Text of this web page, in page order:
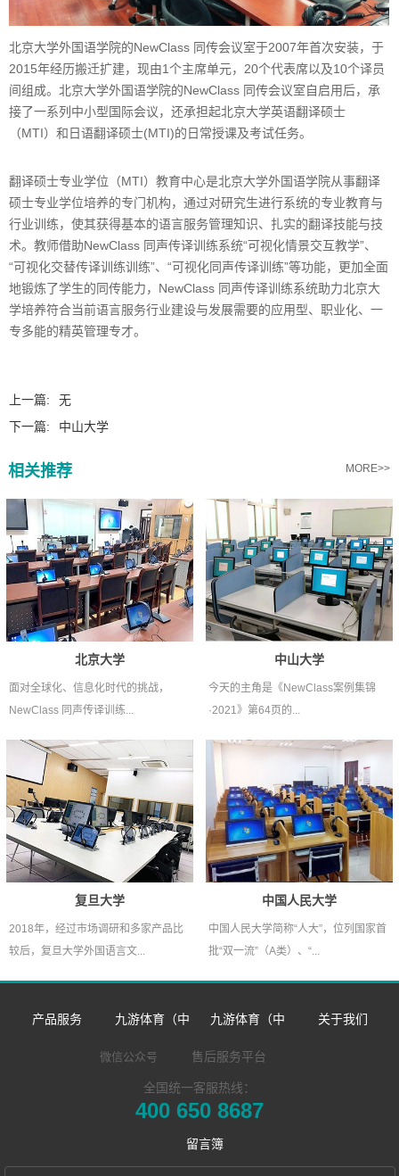
北京大学外国语学院的NewClass 同传会议室于2007年首次安装，于
2015年经历搬迁扩建，现由1个主席单元，20个代表席以及10个译员
间组成。北京大学外国语学院的NewClass 同传会议室自启用后，承
接了一系列中小型国际会议，还承担起北京大学英语翻译硕士
（MTI）和日语翻译硕士(MTI)的日常授课及考试任务。
翻译硕士专业学位（MTI）教育中心是北京大学外国语学院从事翻译
硕士专业学位培养的专门机构，通过对研究生进行系统的专业教育与
行业训练，使其获得基本的语言服务管理知识、扎实的翻译技能与技
术。教师借助NewClass 同声传译训练系统“可视化情景交互教学”、
“可视化交替传译训练训练”、“可视化同声传译训练”等功能，更加全面
地锻炼了学生的同传能力，NewClass 同声传译训练系统助力北京大
学培养符合当前语言服务行业建设与发展需要的应用型、职业化、一
专多能的精英管理专才。
上一篇:
无
下一篇:
中山大学
相关推荐 MORE>>
北京大学
面对全球化、信息化时代的挑战，
NewClass 同声传译训练...
中山大学
今天的主角是《NewClass案例集锦
·2021》第64页的...
复旦大学
2018年，经过市场调研和多家产品比
较后，复旦大学外国语言文...
中国人民大学
中国人民大学简称“人大”，位列国家首
批“双一流”（A类）、“...
产品服务
数字语言学习系
九游体育（中
国）官方网站-九
游 sports
九游体育（中
国）官方网站
企业新闻
关于我们
微信公众号 售后服务平台
全国统一客服热线：
400 650 8687
留言簿